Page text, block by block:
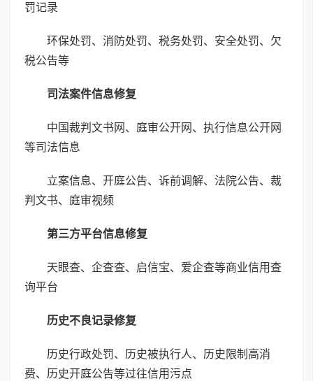
罚记录
环保处罚、消防处罚、税务处罚、安全处罚、欠
税公告等
司法案件信息修复
中国裁判文书网、庭审公开网、执行信息公开网
等司法信息
立案信息、开庭公告、诉前调解、法院公告、裁
判文书、庭审视频
第三方平台信息修复
天眼查、企查查、启信宝、爱企查等商业信用查
询平台
历史不良记录修复
历史行政处罚、历史被执行人、历史限制高消
费、历史开庭公告等过往信用污点